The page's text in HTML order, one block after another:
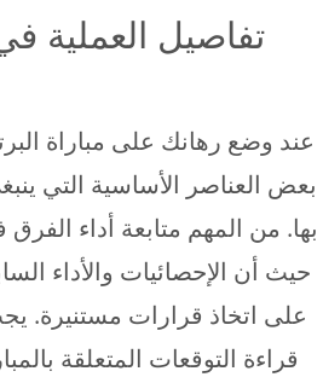
تفاصيل العملية
عند وضع رهانك على مباراة
بعض العناصر الأساسية التي
بها. من المهم متابعة أداء الفرق
حيث أن الإحصائيات والأداء
على اتخاذ قرارات مستنيرة.
قراءة التوقعات المتعلقة